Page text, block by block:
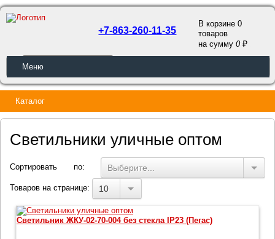
ОБРАТНЫЙ ЗВОНОК
+7-863-260-11-35
В корзине 0
товаров
на сумму0
Меню
Каталог
Светильники уличные оптом
Сортировать по: Выберите...
Товаров на странице: 10
Светильник ЖКУ-02-70-004 без стекла IP23 (Пегас)